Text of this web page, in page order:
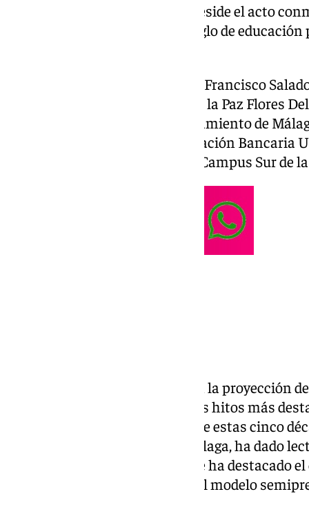
El rector Ricardo Mairal preside el acto
rinde homenaje a medio siglo de
Junto al rector han participado Francisco
Diputación de Málaga; María de la Paz Flores
Fomento del Empleo del Ayuntamiento de
Actividades Sociales de la Fundación Bancaria
director de UNED Málaga y del Campus Sur de
La ceremonia ha arrancado con la proyección
repasa la historia del centro, sus hitos más
en miles de malagueños durante estas cinco
secretaria general de UNED Málaga, ha dado
académico 2024-2025, en la que ha destacado
alumnado y la consolidación del modelo